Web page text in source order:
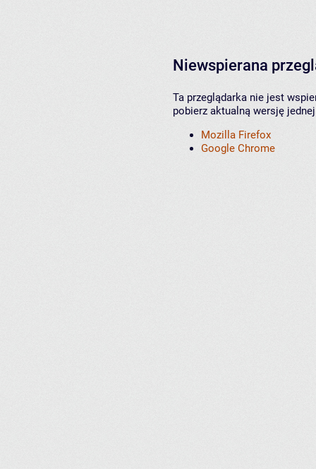
Niewspierana
Ta przeglądarka nie jest
pobierz aktualną wersję
Mozilla Firefox
Google Chrome